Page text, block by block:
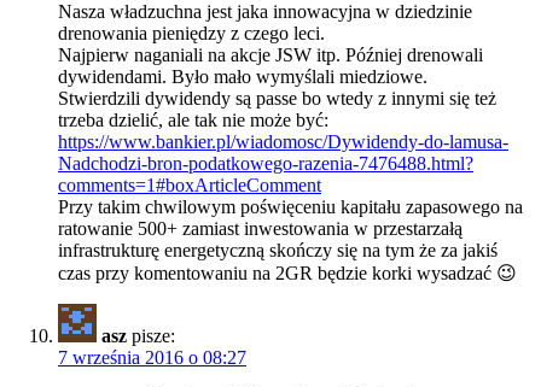
Nasza władzuchna jest jaka innowacyjna w dziedzinie
drenowania pieniędzy z czego leci.
Najpierw naganiali na akcje JSW itp. Później drenowali
dywidendami. Było mało wymyślali miedziowe.
Stwierdzili dywidendy są passe bo wtedy z innymi się też
trzeba dzielić, ale tak nie może być:
https://www.bankier.pl/wiadomosc/Dywidendy-do-lamusa-
Nadchodzi-bron-podatkowego-razenia-7476488.html?
comments=1#boxArticleComment
Przy takim chwilowym poświęceniu kapitału zapasowego na
ratowanie 500+ zamiast inwestowania w przestarzałą
infrastrukturę energetyczną skończy się na tym że za jakiś
czas przy komentowaniu na 2GR będzie korki wysadzać 😉
asz pisze:
7 września 2016 o 08:27